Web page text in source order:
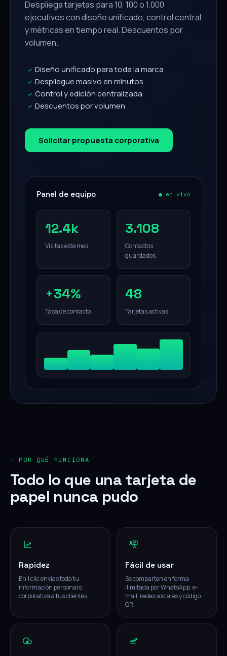
Despliega tarjetas para 10, 100 o 1.000
ejecutivos con diseño unificado, control central
y métricas en tiempo real. Descuentos por
volumen.
✓ Diseño unificado para toda la marca
✓ Despliegue masivo en minutos
✓ Control y edición centralizada
✓ Descuentos por volumen
Solicitar propuesta corporativa
Panel de equipo ● en vivo
12.4k
Visitas este mes
3.108
Contactos
guardados
+34%
Tasa de contacto
48
Tarjetas activas
— POR QUÉ FUNCIONA
Todo lo que una tarjeta de
papel nunca pudo
Rapidez
En 1 clic envías toda tu
información personal o
corporativa a tus clientes.
Fácil de usar
Se comparten en forma
ilimitada por WhatsApp, e-
mail, redes sociales y código
QR.